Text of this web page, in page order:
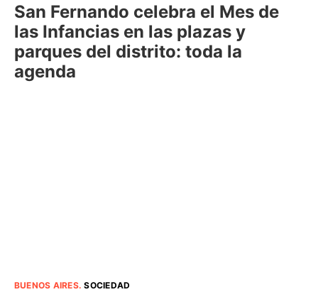
San Fernando celebra el Mes de
las Infancias en las plazas y
parques del distrito: toda la
agenda
BUENOS AIRES.SOCIEDAD